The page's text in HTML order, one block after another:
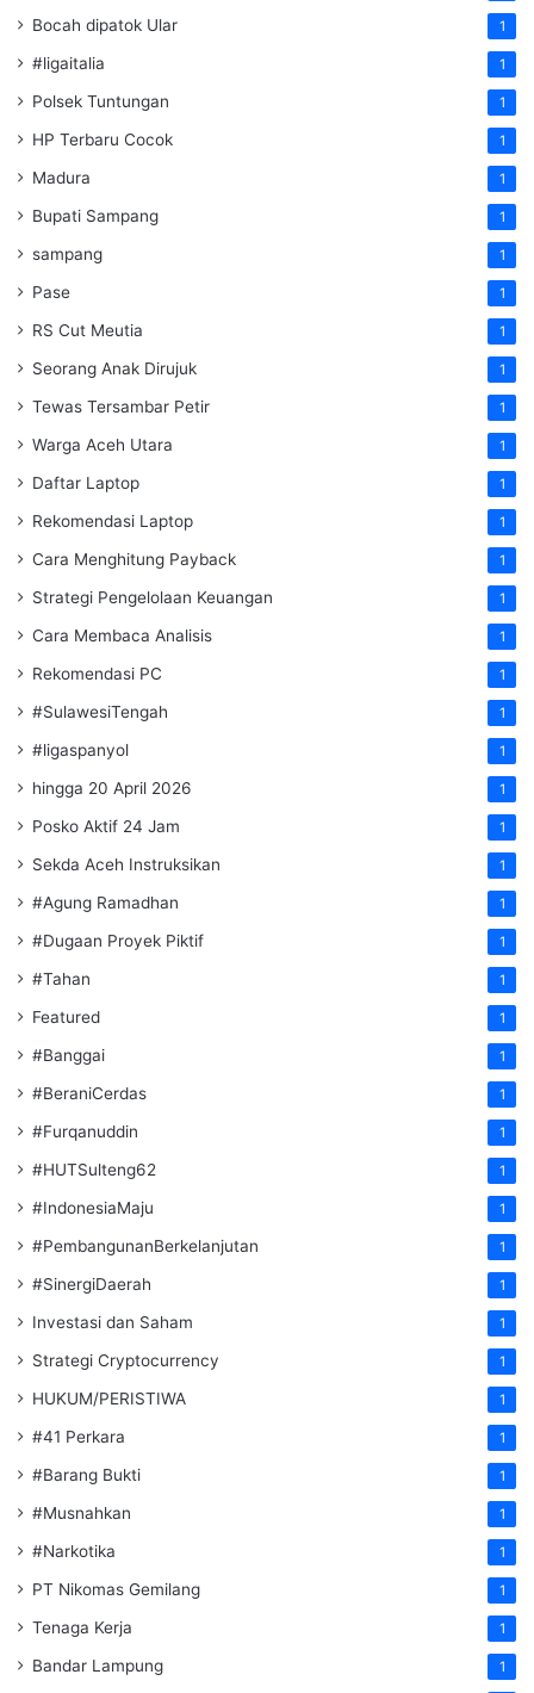
Bocah dipatok Ular 1
#ligaitalia 1
Polsek Tuntungan 1
HP Terbaru Cocok 1
Madura 1
Bupati Sampang 1
sampang 1
Pase 1
RS Cut Meutia 1
Seorang Anak Dirujuk 1
Tewas Tersambar Petir 1
Warga Aceh Utara 1
Daftar Laptop 1
Rekomendasi Laptop 1
Cara Menghitung Payback 1
Strategi Pengelolaan Keuangan 1
Cara Membaca Analisis 1
Rekomendasi PC 1
#SulawesiTengah 1
#ligaspanyol 1
hingga 20 April 2026 1
Posko Aktif 24 Jam 1
Sekda Aceh Instruksikan 1
#Agung Ramadhan 1
#Dugaan Proyek Piktif 1
#Tahan 1
Featured 1
#Banggai 1
#BeraniCerdas 1
#Furqanuddin 1
#HUTSulteng62 1
#IndonesiaMaju 1
#PembangunanBerkelanjutan 1
#SinergiDaerah 1
Investasi dan Saham 1
Strategi Cryptocurrency 1
HUKUM/PERISTIWA 1
#41 Perkara 1
#Barang Bukti 1
#Musnahkan 1
#Narkotika 1
PT Nikomas Gemilang 1
Tenaga Kerja 1
Bandar Lampung 1